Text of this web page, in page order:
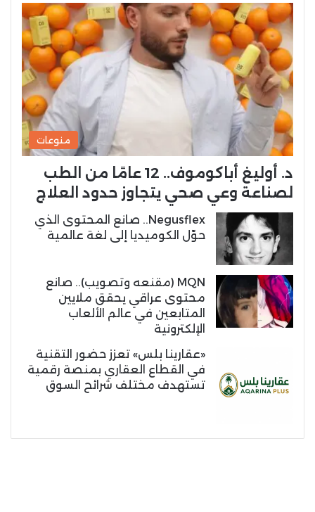
منوعات
د. أوليغ أباكوموف.. 12 عامًا من الطب
لصناعة وعي صحي يتجاوز حدود العلاج
Negusflex.. صانع المحتوى الذي
حوّل الكوميديا إلى لغة عالمية
MQN (مقنعه وتصويب).. صانع
محتوى عراقي يحقق ملايين
المتابعين في عالم الألعاب
الإلكترونية
«عقارينا بلس» تعزز حضور التقنية
في القطاع العقاري بمنصة رقمية
تستهدف مختلف شرائح السوق